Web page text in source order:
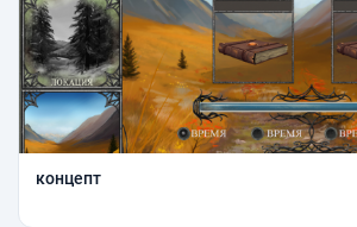
концепт